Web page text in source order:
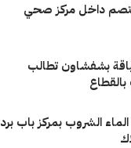
داخل مركز صحي
بشفشاون تطالب
بالقطاع
الشروب بمركز باب برد